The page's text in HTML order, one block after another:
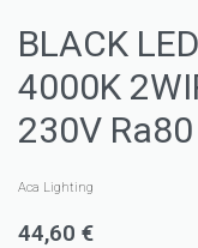
BLACK
4000K
230V Ra80
Aca Lighting
44,60 €